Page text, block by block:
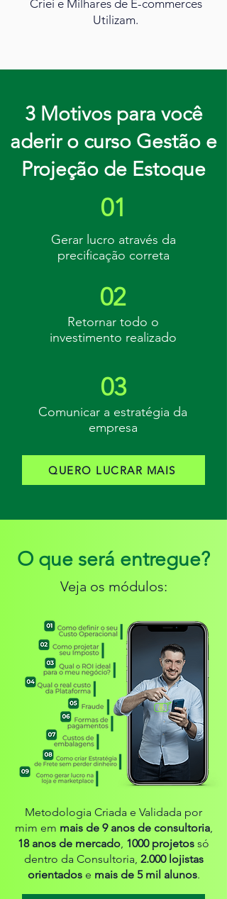
Criei e Milhares de E-commerces
Utilizam.
3 Motivos para você
aderir o curso Gestão e
Projeção de Estoque
01
Gerar lucro através da
precificação correta
02
Retornar todo o
investimento realizado
03
Comunicar a estratégia da
empresa
QUERO LUCRAR MAIS
O que será entregue?
Veja os módulos:
Metodologia Criada e Validada por
mim em mais de 9 anos de consultoria,
18 anos de mercado, 1000 projetos só
dentro da Consultoria, 2.000 lojistas
orientadose mais de 5 mil alunos.